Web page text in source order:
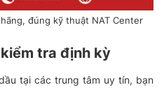
đúng kỹ thuật NAT Center
tra định kỳ
tại các trung tâm uy tín, bạn